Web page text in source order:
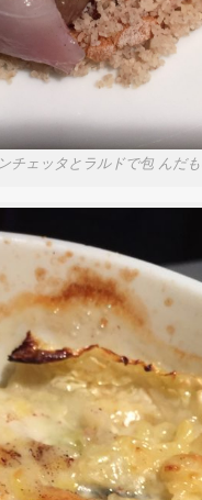
ェッタとラルドで包 んだ